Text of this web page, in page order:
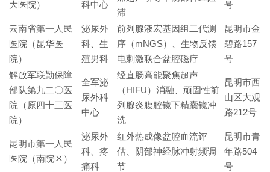
大医院）
科中心
滞
号
云南省第一人民
医院（昆华医
院）
泌尿外
科、生
殖男科
前列腺液宏基因组二代测
序（mNGS）、生物反馈
电刺激联合盆腔磁疗
昆明市金
碧路157
号
解放军联勤保障
部队第九二〇医
院（原四十三医
院）
全军泌
尿外科
中心
经直肠高能聚焦超声
（HIFU）消融、顽固性前
列腺炎腹腔镜下精囊镜冲
洗
昆明市西
山区大观
路212号
昆明市第一人民
医院（南院区）
泌尿外
科、疼
痛科
红外热成像盆腔血流评
估、阴部神经脉冲射频调
节
昆明市青
年路504
号